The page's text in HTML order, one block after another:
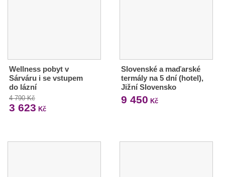
Wellness pobyt v
Sárváru i se vstupem
do lázní
4 790 Kč
3 623 Kč
Slovenské a maďarské
termály na 5 dní (hotel),
Jižní Slovensko
9 450 Kč